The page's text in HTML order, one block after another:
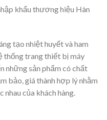
khẩu thương hiệu Hàn
tạo nhiệt huyết và ham
thống trang thiết bị máy
những sản phẩm có chất
bảo, giá thành hợp lý nhằm
nhau của khách hàng.